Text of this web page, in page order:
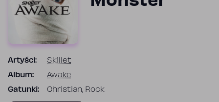
Artyści: Skillet
Album: Awake
Gatunki: Christian, Rock